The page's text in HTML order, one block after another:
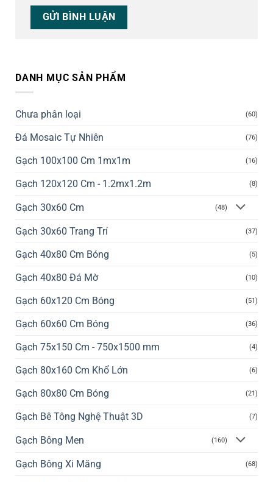
DANH MỤC SẢN PHẨM
Chưa phân loại (60)
Đá Mosaic Tự Nhiên (76)
Gạch 100x100 Cm 1mx1m (16)
Gạch 120x120 Cm - 1.2mx1.2m (8)
Gạch 30x60 Cm (48)
Gạch 30x60 Trang Trí (37)
Gạch 40x80 Cm Bóng (5)
Gạch 40x80 Đá Mờ (10)
Gạch 60x120 Cm Bóng (51)
Gạch 60x60 Cm Bóng (36)
Gạch 75x150 Cm - 750x1500 mm (4)
Gạch 80x160 Cm Khổ Lớn (6)
Gạch 80x80 Cm Bóng (21)
Gạch Bê Tông Nghệ Thuật 3D (7)
Gạch Bông Men (160)
Gạch Bông Xi Măng (68)